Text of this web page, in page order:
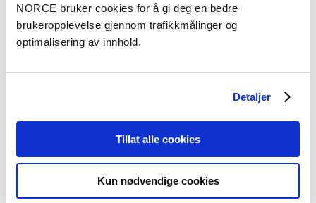
NORCE bruker cookies for å gi deg en bedre
brukeropplevelse gjennom trafikkmålinger og
optimalisering av innhold.
Detaljer
Tillat alle cookies
Kun nødvendige cookies
legevaktsentraler viser at tilbakemeldinger fra
operatører som bruker videoverktøy, i all hovedsak er
lagt inn i Vakttårnprosjektet for å legge til rette for
Vil du lese mer om operatørenes erfaringer med bruk
av video i legevaktsentralen,klikk her.